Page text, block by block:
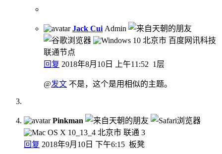
Jack Cui Admin
北京市 百度网讯科技
联通节点
回复 2018年8月10日 上午11:52 1层
@发文 不是，这个是用相似的主题。
Pinkman
北京市 联通 3
回复 2018年9月10日 下午6:15 板凳